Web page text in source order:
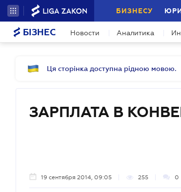
БИЗНЕСУ
БІЗНЕС Новости Аналитика
Ця сторінка доступна рідною мовою.
ЗАРПЛАТА В
19 сентября 2014, 09:05 255 0